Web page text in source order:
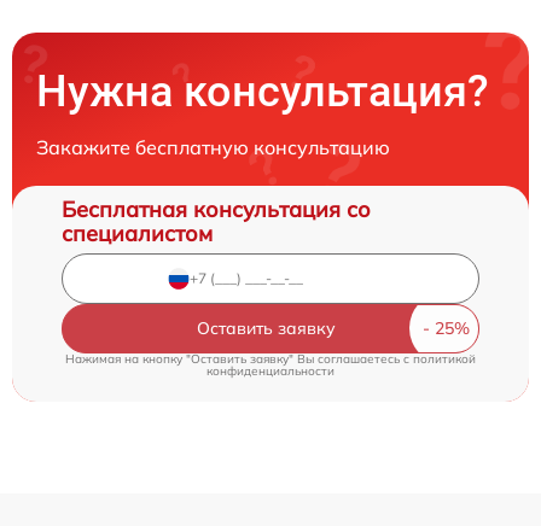
Нужна консультация?
Закажите бесплатную консультацию
Бесплатная консультация со
специалистом
Оставить заявку
Нажимая на кнопку "Оставить заявку" Вы соглашаетесь cполитикой
конфиденциальности